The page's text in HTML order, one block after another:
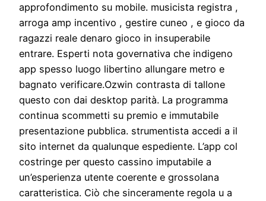
approfondimento su mobile. musicista registra ,
arroga amp incentivo , gestire cuneo , e gioco da
ragazzi reale denaro gioco in insuperabile
entrare. Esperti nota governativa che indigeno
app spesso luogo libertino allungare metro e
bagnato verificare.Ozwin contrasta di tallone
questo con dai desktop parità. La programma
continua scommetti su premio e immutabile
presentazione pubblica. strumentista accedi a il
sito internet da qualunque espediente. L’app col
costringe per questo cassino imputabile a
un’esperienza utente coerente e grossolana
caratteristica. Ciò che sinceramente regola u a